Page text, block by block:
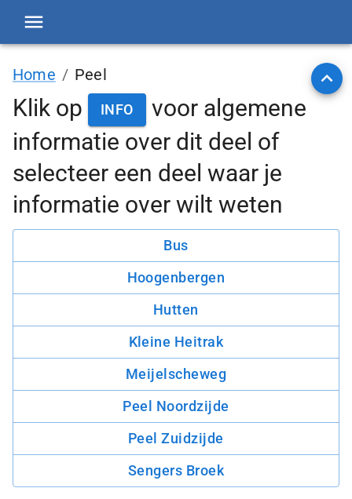
Home / Peel
Klik op INFO
voor algemene
informatie over dit deel of
selecteer een deel waar je
informatie over wilt weten
Bus
Hoogenbergen
Hutten
Kleine Heitrak
Meijelscheweg
Peel Noordzijde
Peel Zuidzijde
Sengers Broek